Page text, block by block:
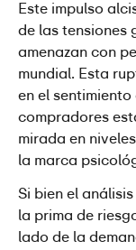
Este impulso
de las tensiones
amenazan con
mundial. Esta
en el
compradores
mirada en
la marca
Si bien el
la prima de
lado de la